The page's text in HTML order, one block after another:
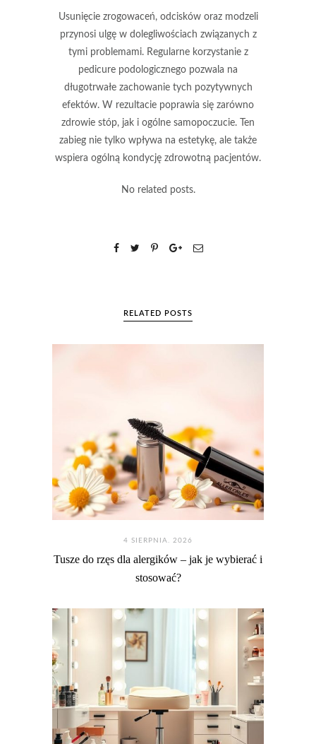
Usunięcie zrogowaceń, odcisków oraz modzeli
przynosi ulgę w dolegliwościach związanych z
tymi problemami. Regularne korzystanie z
pedicure podologicznego pozwala na
długotrwałe zachowanie tych pozytywnych
efektów. W rezultacie poprawia się zarówno
zdrowie stóp, jak i ogólne samopoczucie. Ten
zabieg nie tylko wpływa na estetykę, ale także
wspiera ogólną kondycję zdrowotną pacjentów.
No related posts.
RELATED POSTS
4 SIERPNIA. 2026
Tusze do rzęs dla alergików – jak je wybierać i
stosować?